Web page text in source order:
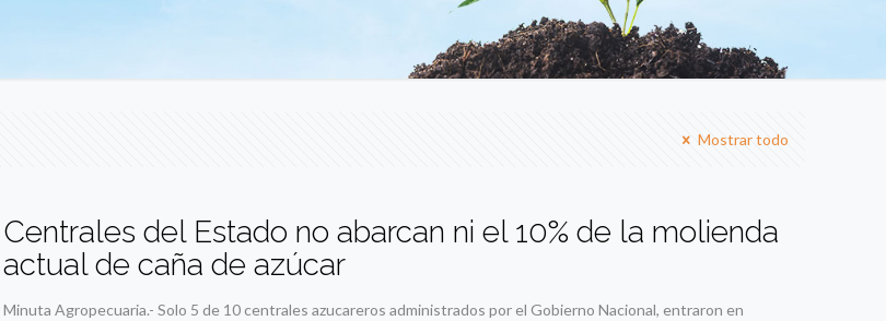
Mostrar todo
Centrales del Estado no abarcan ni el 10% de la molienda
actual de caña de azúcar
Minuta Agropecuaria.- Solo 5 de 10 centrales azucareros administrados por el Gobierno Nacional, entraron en